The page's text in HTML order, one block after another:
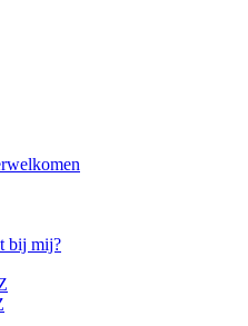
bij mij?